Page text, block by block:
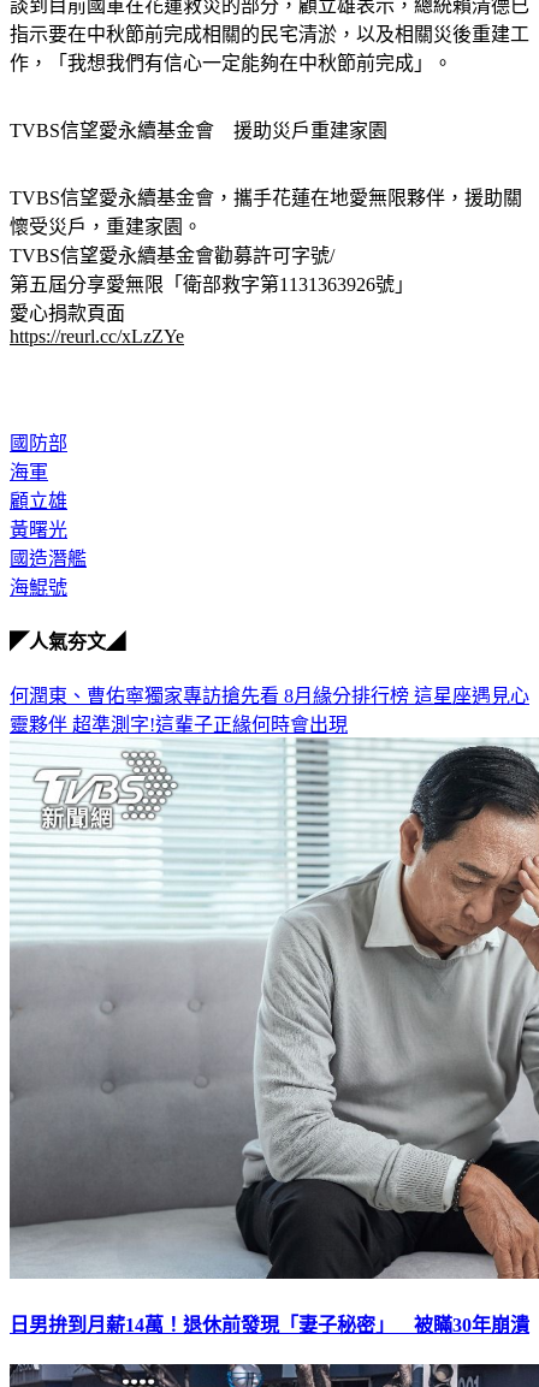
談到目前國軍在花蓮救災的部分，顧立雄表示，總統賴清德已
指示要在中秋節前完成相關的民宅清淤，以及相關災後重建工
作，「我想我們有信心一定能夠在中秋節前完成」。
TVBS信望愛永續基金會　援助災戶重建家園
TVBS信望愛永續基金會，攜手花蓮在地愛無限夥伴，援助關
懷受災戶，重建家園。
TVBS信望愛永續基金會勸募許可字號/
第五屆分享愛無限「衛部救字第1131363926號」
愛心捐款頁面
https://reurl.cc/xLzZYe
國防部
海軍
顧立雄
黃曙光
國造潛艦
海鯤號
◤人氣夯文◢
何潤東、曹佑寧獨家專訪搶先看 8月緣分排行榜 這星座遇見心
靈夥伴 超準測字!這輩子正緣何時會出現
日男拚到月薪14萬！退休前發現「妻子秘密」 被瞞30年崩潰